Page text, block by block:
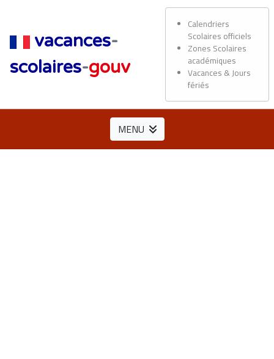
vacances-
scolaires-gouv
Calendriers
Scolaires officiels
Zones Scolaires
académiques
Vacances & Jours
fériés
MENU